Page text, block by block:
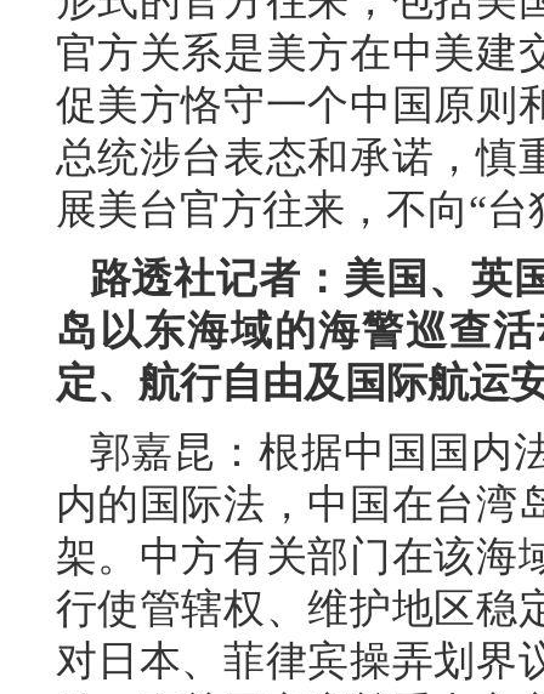
官方关系是美方在中美建
促美方恪守一个中国原则
总统涉台表态和承诺，慎
展美台官方往来，不向“
路透社记者：美国、英
岛以东海域的海警巡查
定、航行自由及国际航运
郭嘉昆：根据中国国内
内的国际法，中国在台湾
架。中方有关部门在该海
行使管辖权、维护地区稳
对日本、菲律宾操弄划界